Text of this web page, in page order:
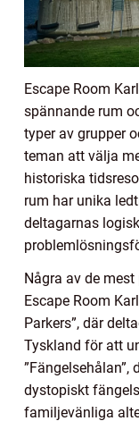
Escape Room
spännande rum
typer av grupper
teman att välja
historiska
rum har unika
deltagarnas
Några av de
Escape Room
Parkers”, där
Tyskland för att
dystopiskt
familjevänliga